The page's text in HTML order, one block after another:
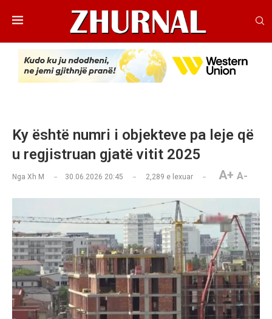
Ky është numri i objekteve pa leje që
u regjistruan gjatë vitit 2025
Nga Xh M 30.06.2026 20:45 2,289 e lexuar A+ A-